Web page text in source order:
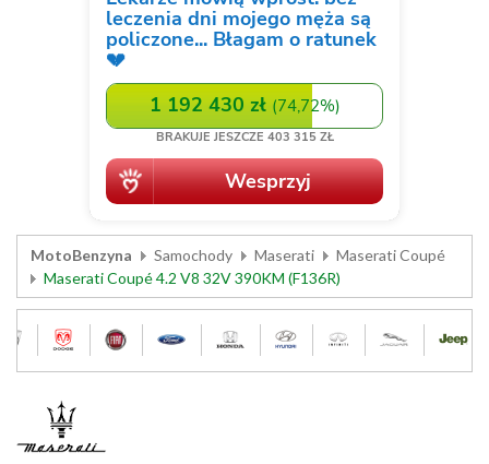
MotoBenzyna Samochody Maserati
Maserati Coupé
Maserati Coupé 4.2 V8 32V 390KM (F136R)